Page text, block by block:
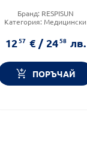
Бранд: RESPISUN
Категория: Медицински
Форма на продукта:
флакони
1257 € / 2458 лв.
ПОРЪЧАЙ